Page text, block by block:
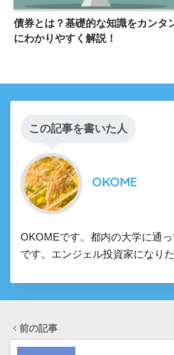
債券とは？基礎的な知識をカンタ
にわかりやすく解説！
この記事を書いた人
OKOME
OKOMEです。都内の大学に通
です。エンジェル投資家になりた
前の記事